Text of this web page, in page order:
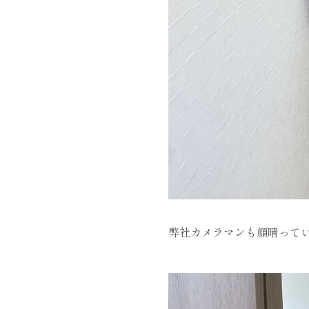
弊社カメラマンも顔晴って